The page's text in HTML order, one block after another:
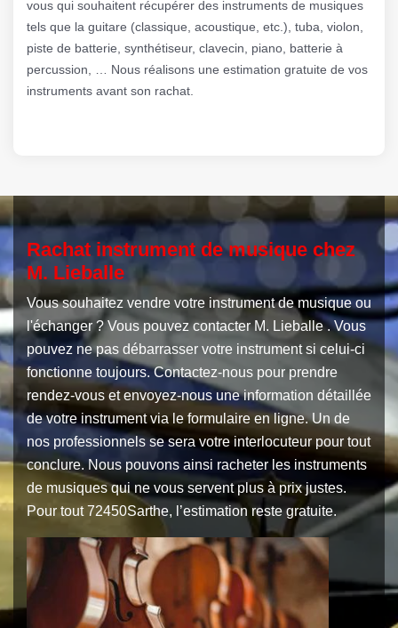
vous qui souhaitent récupérer des instruments de musiques
tels que la guitare (classique, acoustique, etc.), tuba, violon,
piste de batterie, synthétiseur, clavecin, piano, batterie à
percussion, … Nous réalisons une estimation gratuite de vos
instruments avant son rachat.
Rachat instrument de musique chez
M. Lieballe
Vous souhaitez vendre votre instrument de musique ou
l'échanger ? Vous pouvez contacter M. Lieballe . Vous
pouvez ne pas débarrasser votre instrument si celui-ci
fonctionne toujours. Contactez-nous pour prendre
rendez-vous et envoyez-nous une information détaillée
de votre instrument via le formulaire en ligne. Un de
nos professionnels se sera votre interlocuteur pour tout
conclure. Nous pouvons ainsi racheter les instruments
de musiques qui ne vous servent plus à prix justes.
Pour tout 72450Sarthe, l’estimation reste gratuite.